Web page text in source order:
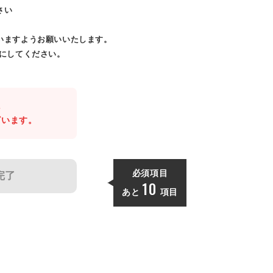
い
すようお願いいたします。
してください。
ます。
了 必須項目
あと 10 項目